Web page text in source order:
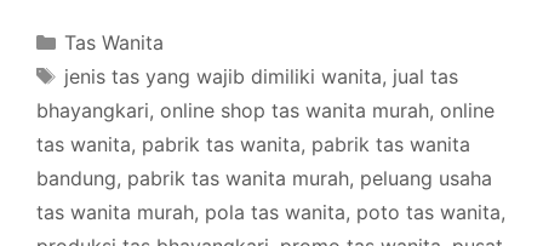
Categories
Tas Wanita
Tags
jenis tas yang wajib dimiliki wanita, jual tas
bhayangkari, online shop tas wanita murah, online
tas wanita, pabrik tas wanita, pabrik tas wanita
bandung, pabrik tas wanita murah, peluang usaha
tas wanita murah, pola tas wanita, poto tas wanita,